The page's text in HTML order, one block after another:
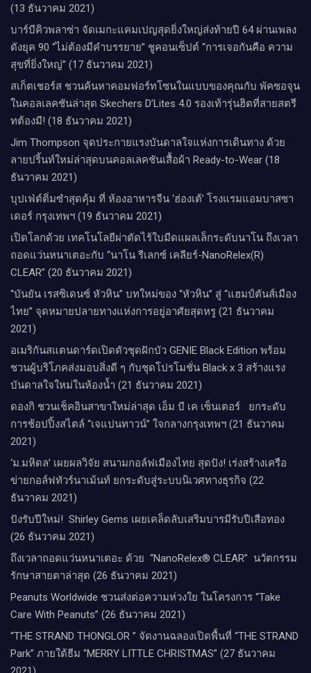
(13 ธันวาคม 2021)
บาร์บีคิวพลาซ่า จัดเมกะแคมเปญสุดยิ่งใหญ่ส่งท้ายปี 64 ผ่านเพลง
ดังยุค 90 “ไม่ต้องมีคำบรรยาย” ชูคอนเซ็ปต์ “การเจอกันคือ ความ
สุขที่ยิ่งใหญ่” (17 ธันวาคม 2021)
สเก็ตเชอร์ส ชวนค้นหาคอมฟอร์ทโซนในแบบของคุณกับ พัคซอจุน
ในคอลเลคชันล่าสุด Skechers D’Lites 4.0 รองเท้ารุ่นฮิตที่สายสตรี
ทต้องมี! (18 ธันวาคม 2021)
Jim Thompson จุดประกายแรงบันดาลใจแห่งการเดินทาง ด้วย
ลายปริ้นท์ใหม่ล่าสุดบนคอลเลคชันเสื้อผ้า Ready-to-Wear (18
ธันวาคม 2021)
บุปเฟ่ต์ติ่มซำสุดคุ้ม ที่ ห้อง​อาหารจีน​ ‘ฮ่องเต้’ โรงแรม​แอม​บาส​ซา​
เดอร์​ กรุงเทพฯ​ (19 ธันวาคม 2021)
เปิดโลกด้วย เทคโนโลยีผ่าตัดไร้ใบมีดแผลเล็กระดับนาโน ถึงเวลา
ถอดแว่นหนาเตอะกับ “นาโน รีเลกซ์ เคลียร์-NanoRelex(R)
CLEAR” (20 ธันวาคม 2021)
“บันยัน เรสซิเดนซ์ หัวหิน” บทใหม่ของ “หัวหิน” สู่ “แฮมป์ตันส์เมือง
ไทย” จุดหมายปลายทางแห่งการอยู่อาศัยสุดหรู (21 ธันวาคม
2021)
อเมริกันสแตนดาร์ดเปิดตัวชุดฝักบัว GENIE Black Edition พร้อม
ชวนผู้บริโภคส่งมอบสิ่งดี ๆ กับชุดโปรโมชั่น Black x 3 สร้างแรง
บันดาลใจใหม่ในห้องน้ำ (21 ธันวาคม 2021)
ดองกิ ชวนเช็คอินสาขาใหม่ล่าสุด เอ็ม บี เค เซ็นเตอร์ ยกระดับ
การช้อปปิ้งสไตล์ “เจแปนทาวน์” ใจกลางกรุงเทพฯ (21 ธันวาคม
2021)
‘ม.มหิดล’ เผยผลวิจัย สนามกอล์ฟเมืองไทย สุดปัง! เร่งสร้างเครือ
ข่ายกอล์ฟทัวร์นาเม้นท์ ยกระดับสู่ระบบนิเวศทางธุรกิจ (22
ธันวาคม 2021)
ปังรับปีใหม่​! ​ Shirley Gems เผยเคล็ดลับ​เสริมบารมีรับปีเสือทอง
(26 ธันวาคม 2021)
ถึงเวลาถอดแว่นหนาเตอะ ด้วย “NanoRelex® CLEAR” นวัตกรรม
รักษาสายตาล่าสุด (26 ธันวาคม 2021)
Peanuts Worldwide ชวนส่งต่อความห่วงใย​ ​ในโครงการ “Take
Care With Peanuts” (26 ธันวาคม 2021)
“THE STRAND THONGLOR ” จัดงานฉลองเปิดพื้นที่ “THE STRAND
Park” ภายใต้ธีม “MERRY LITTLE CHRISTMAS” (27 ธันวาคม